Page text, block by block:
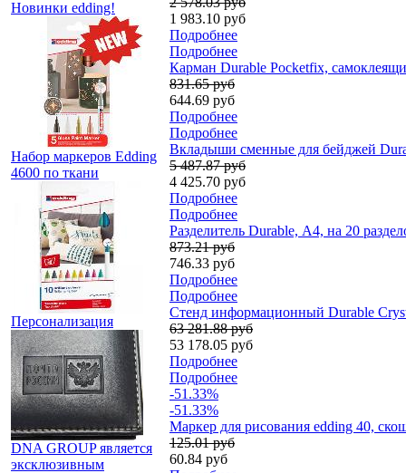
Новинки edding!
Набор маркеров Edding
4600 по ткани
Персонализация
DNA GROUP является
эксклюзивным
1 983.10 руб
Подробнее
Подробнее
Карман Durable Pocketfix,
831.65 руб
644.69 руб
Подробнее
Подробнее
Вкладыши сменные для бейджей
5 487.87 руб
4 425.70 руб
Подробнее
Подробнее
Разделитель Durable, А4, на 20
873.21 руб
746.33 руб
Подробнее
Подробнее
Стенд информационный Durable
63 281.88 руб
53 178.05 руб
Подробнее
Подробнее
-51.33%
-51.33%
Маркер для рисования edding 40,
125.01 руб
60.84 руб